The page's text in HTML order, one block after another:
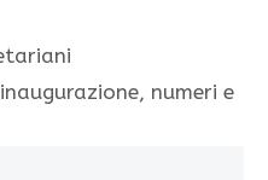
numeri e